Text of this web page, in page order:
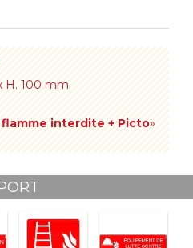
H. 100 mm
interdite + Picto»